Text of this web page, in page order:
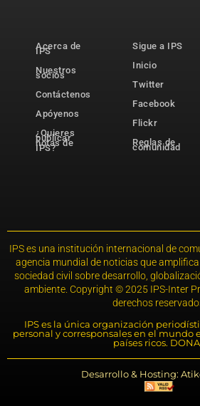
Acerca de
IPS
Nuestros
socios
Contáctenos
Apóyenos
¿Quieres
publicar
notas de
IPS?
Sigue a IPS
Inicio
Twitter
Facebook
Flickr
Reglas de
comunidad
IPS es una institución internacional de
agencia mundial de noticias que amplifica
sociedad civil sobre desarrollo,
ambiente. Copyright © 2025 IPS-Inter
derechos
IPS es la única organización
personal y corresponsales en el mundo
países ricos.
Desarrollo & Hosting: